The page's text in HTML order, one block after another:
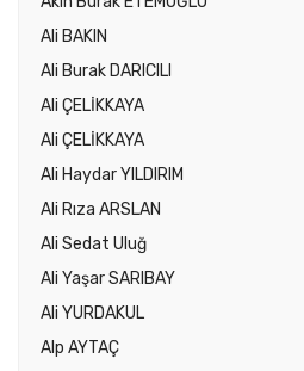
Ali BAKIN
Ali Burak DARICILI
Ali ÇELİKKAYA
Ali ÇELİKKAYA
Ali Haydar YILDIRIM
Ali Rıza ARSLAN
Ali Sedat Uluğ
Ali Yaşar SARIBAY
Ali YURDAKUL
Alp AYTAÇ